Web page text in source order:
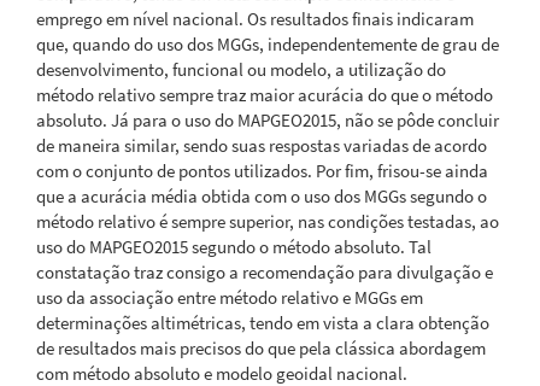
emprego em nível nacional. Os resultados finais indicaram
que, quando do uso dos MGGs, independentemente de grau de
desenvolvimento, funcional ou modelo, a utilização do
método relativo sempre traz maior acurácia do que o método
absoluto. Já para o uso do MAPGEO2015, não se pôde concluir
de maneira similar, sendo suas respostas variadas de acordo
com o conjunto de pontos utilizados. Por fim, frisou-se ainda
que a acurácia média obtida com o uso dos MGGs segundo o
método relativo é sempre superior, nas condições testadas, ao
uso do MAPGEO2015 segundo o método absoluto. Tal
constatação traz consigo a recomendação para divulgação e
uso da associação entre método relativo e MGGs em
determinações altimétricas, tendo em vista a clara obtenção
de resultados mais precisos do que pela clássica abordagem
com método absoluto e modelo geoidal nacional.